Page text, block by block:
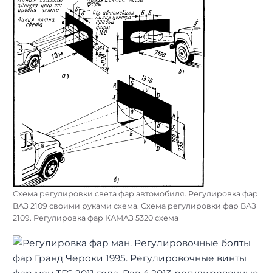
Схема регулировки света фар автомобиля. Регулировка фар
ВАЗ 2109 своими руками схема. Схема регулировки фар ВАЗ
2109. Регулировка фар КАМАЗ 5320 схема